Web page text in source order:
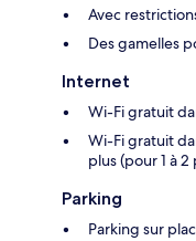
Avec
Des gamelles
Internet
Wi-Fi gratuit
Wi-Fi gratuit
plus (pour 1 à 2
Parking
Parking sur